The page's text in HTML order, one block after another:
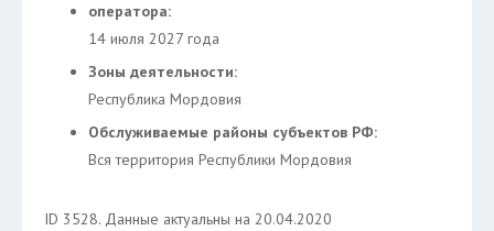
оператора:
14 июля 2027 года
Зоны деятельности:
Республика Мордовия
Обслуживаемые районы субъектов РФ:
Вся территория Республики Мордовия
ID 3528. Данные актуальны на 20.04.2020